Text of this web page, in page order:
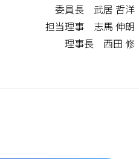
委員長 武居 哲洋
担当理事 志馬 伸朗
理事長 西田 修